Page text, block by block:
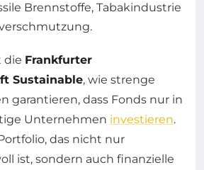
Brennstoffe, Tabakindustrie
die Frankfurter
Sustainable, wie strenge
garantieren, dass Fonds nur in
Unternehmen investieren.
das nicht nur
ist, sondern auch finanzielle